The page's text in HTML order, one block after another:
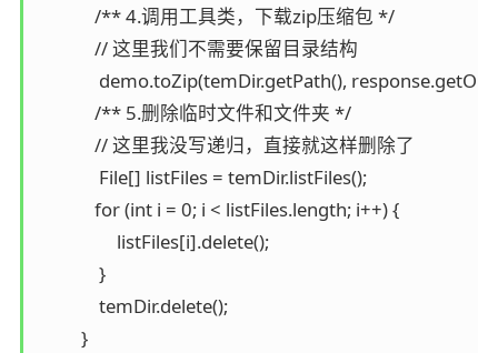
             /** 4.调用工具类，下载zip压缩包 */
             // 这里我们不需要保留目录结构
demo.toZip(temDir.getPath(),
             /** 5.删除临时文件和文件夹 */
             // 这里我没写递归，直接就这样删除了
              File[] listFiles = temDir.listFiles();
             for (int i = 0; i < listFiles.length; i++) {
                  listFiles[i].delete();
              }
              temDir.delete();
          }